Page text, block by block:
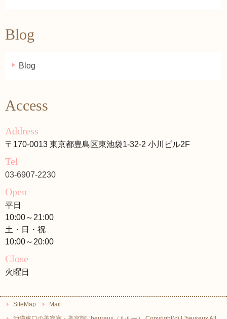
Blog
Blog
Access
Address
〒170-0013 東京都豊島区東池袋1-32-2 小川ビル2F
Tel
03-6907-2230
Open
平日
10:00～21:00
土・日・祝
10:00～20:00
Close
火曜日
SiteMap
Mail